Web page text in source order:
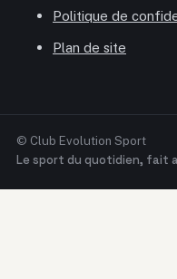
Politique de
Plan de site
© Club Evolution Sport
Le sport du quotidien, fait